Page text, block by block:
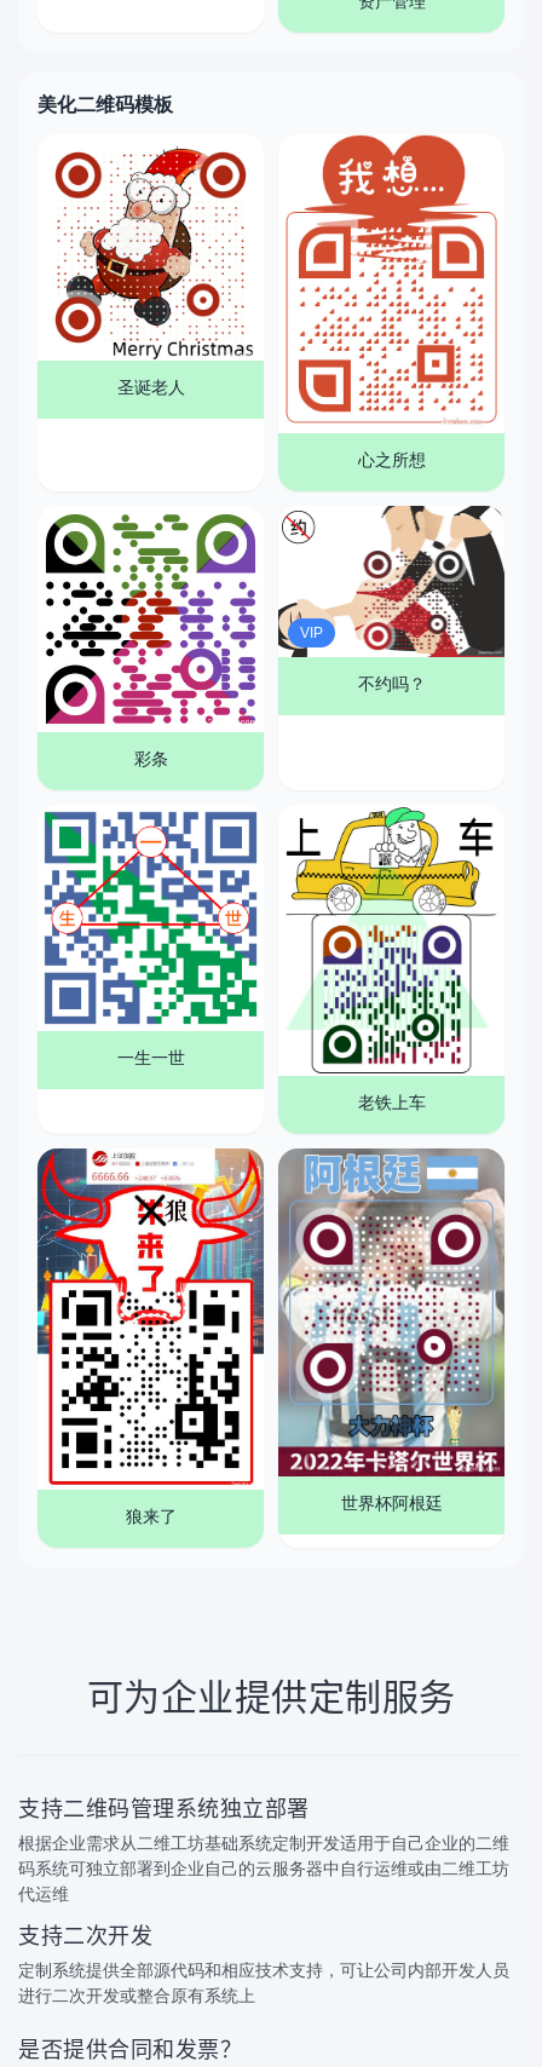
美化二维码模板
圣诞老人
心之所想
彩条
VIP
不约吗？
一生一世
老铁上车
狼来了
世界杯阿根廷
可为企业提供定制服务
支持二维码管理系统独立部署
根据企业需求从二维工坊基础系统定制开发适用于自己企业的二维
码系统可独立部署到企业自己的云服务器中自行运维或由二维工坊
代运维
支持二次开发
定制系统提供全部源代码和相应技术支持，可让公司内部开发人员
进行二次开发或整合原有系统上
是否提供合同和发票？